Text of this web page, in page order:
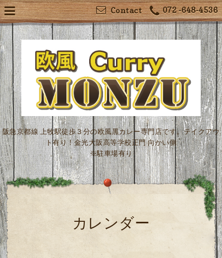
072 -648-4536
Contact
阪急京都線 上牧駅徒歩３分の欧風黒カレー専門店です。テイクアウ
ト有り！金光大阪高等学校正門 向かい側
※駐車場有り
カレンダー